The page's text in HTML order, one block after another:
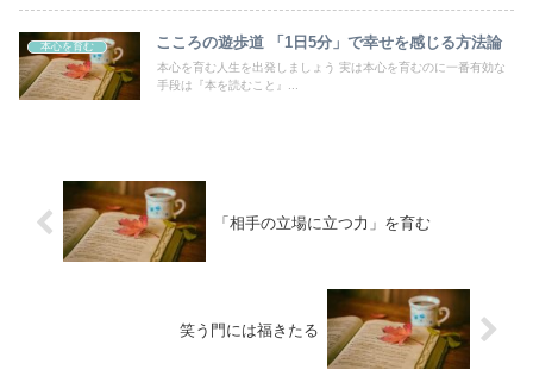
本心を育む こころの遊歩道 「1日5分」で幸せを感じる方法論
本心を育む人生を出発しましょう 実は本心を育むのに一番有効な
手段は『本を読むこと』...
「相手の立場に立つ力」を育む
笑う門には福きたる